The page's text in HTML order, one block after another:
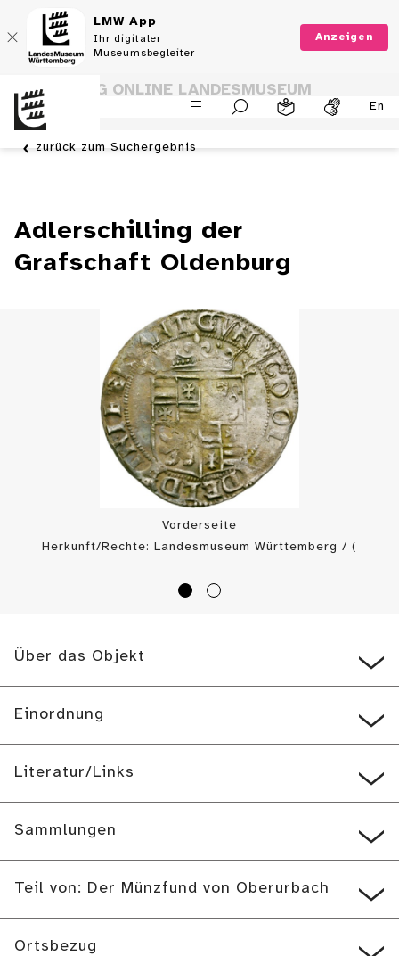
LMW App
Ihr digitaler
Museumsbegleiter
Anzeigen
En
SAMMLUNG ONLINE LANDESMUSEUM
WÜRTTEMBERG
zurück zum Suchergebnis
Adlerschilling der
Grafschaft Oldenburg
Vorderseite
Herkunft/Rechte: Landesmuseum Württemberg / (
Über das Objekt
Einordnung
Literatur/Links
Sammlungen
Teil von: Der Münzfund von Oberurbach
Ortsbezug